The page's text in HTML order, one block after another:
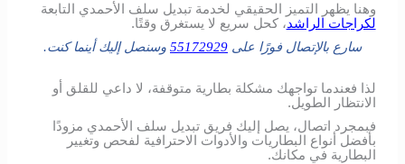
وهنا يظهر التميز الحقيقي لخدمة تبديل سلف الأحمدي التابعة
لكراجات الراشد، كحل سريع لا يستغرق وقتًا.
سارع بالإتصال فورًا على 55172929 وسنصل إليك أينما كنت.
لذا فعندما تواجهك مشكلة بطارية متوقفة، لا داعي للقلق أو
الانتظار الطويل.
فبمجرد اتصال، يصل إليك فريق تبديل سلف الأحمدي مزودًا
بأفضل أنواع البطاريات والأدوات الاحترافية لفحص وتغيير
البطارية في مكانك.